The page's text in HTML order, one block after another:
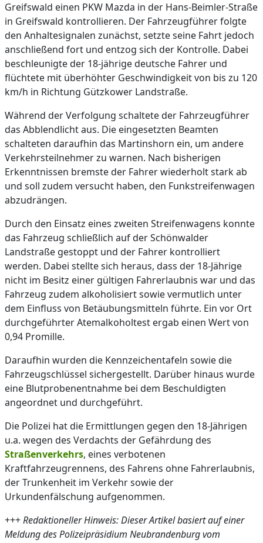
Greifswald einen PKW Mazda in der Hans-Beimler-Straße
in Greifswald kontrollieren. Der Fahrzeugführer folgte
den Anhaltesignalen zunächst, setzte seine Fahrt jedoch
anschließend fort und entzog sich der Kontrolle. Dabei
beschleunigte der 18-jährige deutsche Fahrer und
flüchtete mit überhöhter Geschwindigkeit von bis zu 120
km/h in Richtung Gützkower Landstraße.
Während der Verfolgung schaltete der Fahrzeugführer
das Abblendlicht aus. Die eingesetzten Beamten
schalteten daraufhin das Martinshorn ein, um andere
Verkehrsteilnehmer zu warnen. Nach bisherigen
Erkenntnissen bremste der Fahrer wiederholt stark ab
und soll zudem versucht haben, den Funkstreifenwagen
abzudrängen.
Durch den Einsatz eines zweiten Streifenwagens konnte
das Fahrzeug schließlich auf der Schönwalder
Landstraße gestoppt und der Fahrer kontrolliert
werden. Dabei stellte sich heraus, dass der 18-Jährige
nicht im Besitz einer gültigen Fahrerlaubnis war und das
Fahrzeug zudem alkoholisiert sowie vermutlich unter
dem Einfluss von Betäubungsmitteln führte. Ein vor Ort
durchgeführter Atemalkoholtest ergab einen Wert von
0,94 Promille.
Daraufhin wurden die Kennzeichentafeln sowie die
Fahrzeugschlüssel sichergestellt. Darüber hinaus wurde
eine Blutprobenentnahme bei dem Beschuldigten
angeordnet und durchgeführt.
Die Polizei hat die Ermittlungen gegen den 18-Jährigen
u.a. wegen des Verdachts der Gefährdung des
Straßenverkehrs, eines verbotenen
Kraftfahrzeugrennens, des Fahrens ohne Fahrerlaubnis,
der Trunkenheit im Verkehr sowie der
Urkundenfälschung aufgenommen.
+++Redaktioneller Hinweis: Dieser Artikel basiert auf einer
Meldung des Polizeipräsidium Neubrandenburg vom